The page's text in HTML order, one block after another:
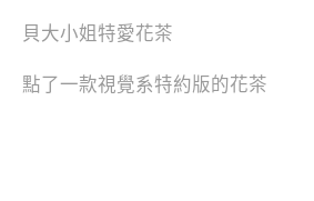
貝大小姐特愛花茶
點了一款視覺系特約版的花茶